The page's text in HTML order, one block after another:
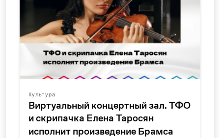
Культура
Виртуальный концертный зал. ТФО
и скрипачка Елена Таросян
исполнит произведение Брамса